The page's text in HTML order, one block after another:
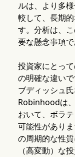
ルは、より多
較して、長期
す。分析は、
要な懸念事項で
投資家にとっ
の明確な違い
ブディッシュ
Robinhoodは
おいて、ボラ
可能性があり
の周期的な性
（高変動）な